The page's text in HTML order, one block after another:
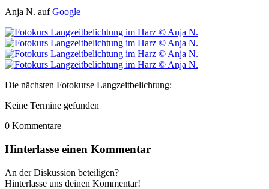
Anja N. aufGoogle
Die nächsten Fotokurse Langzeitbelichtung:
Keine Termine gefunden
0 Kommentare
Hinterlasse einen Kommentar
An der Diskussion beteiligen?
Hinterlasse uns deinen Kommentar!